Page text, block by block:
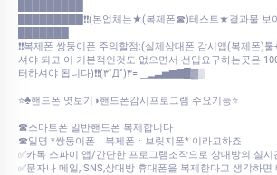
█████████❗❗(본업체는★(복제폰☎)테스트★결과물 보여
❗❗복제폰 쌍둥이폰 주의할점:(실제상대폰 감시앱(복제폰)
셔야 되고 이 기본적인것도 없으면서 선입요구하는곳은
터하셔야 됩니다)❗❗(۳˚Д˚)۳= ▁▂▃▅▆▇█▓▒
⭐♣핸드폰 엿보기◑핸드폰감시프로그램 주요기능⭐
☎스마트폰 일반핸드폰 복제합니다
☎일명 *쌍둥이폰ㆍ복제폰ㆍ브릿지폰* 이라고하죠
✅카톡 스파이 앱/간단한 프로그램조작으로 상대방의 실시
✅문자나 메일, SNS,상대방 휴대폰을 복제한다고 생각하면